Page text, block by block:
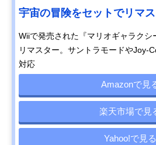
宇宙の冒険をセットでリマス
Wiiで発売された『マリオギャラク
リマスター。サントラモードやJoy-
対応
Amazonで見
楽天市場で見
Yahoo!で見る